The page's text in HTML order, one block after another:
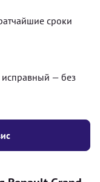
сроки
исправный — без